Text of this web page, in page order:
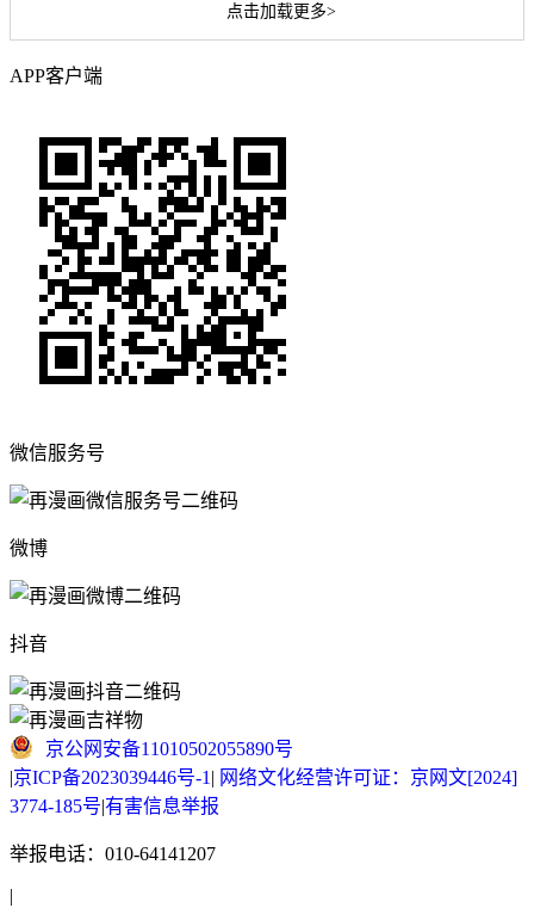
点击加载更多>
APP客户端
微信服务号
微博
抖音
京公网安备11010502055890号
|京ICP备2023039446号-1 | 网络文化经营许可证：京网文[2024]
3774-185号|有害信息举报
举报电话：010-64141207
|